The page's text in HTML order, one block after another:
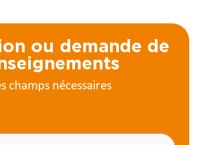
ou demande de
champs nécessaires